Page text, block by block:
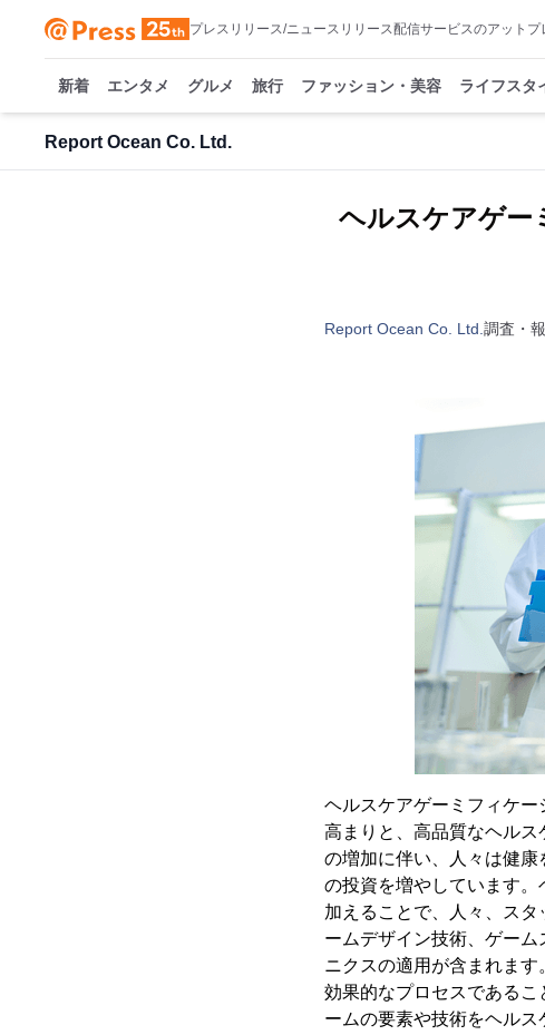
プレスリリース/ニュースリリース配信サービスのアットプ
新着 エンタメ グルメ 旅行 ファッション・美容 ライフスタ
Report Ocean Co. Ltd.
ヘルスケアゲー
Report Ocean Co. Ltd. 調査・
ヘルスケアゲーミフィケ
高まりと、高品質なヘル
の増加に伴い、人々は健
の投資を増やしています
加えることで、人々、ス
ームデザイン技術、ゲー
ニクスの適用が含まれま
効果的なプロセスである
ームの要素や技術をヘル